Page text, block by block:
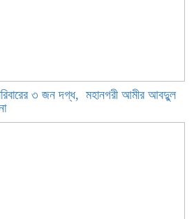
৩ জন দগ্ধ, মহানগরী আমীর আবদুুল